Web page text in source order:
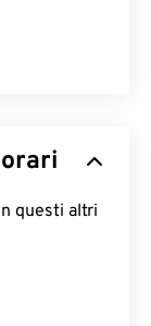
questi altri